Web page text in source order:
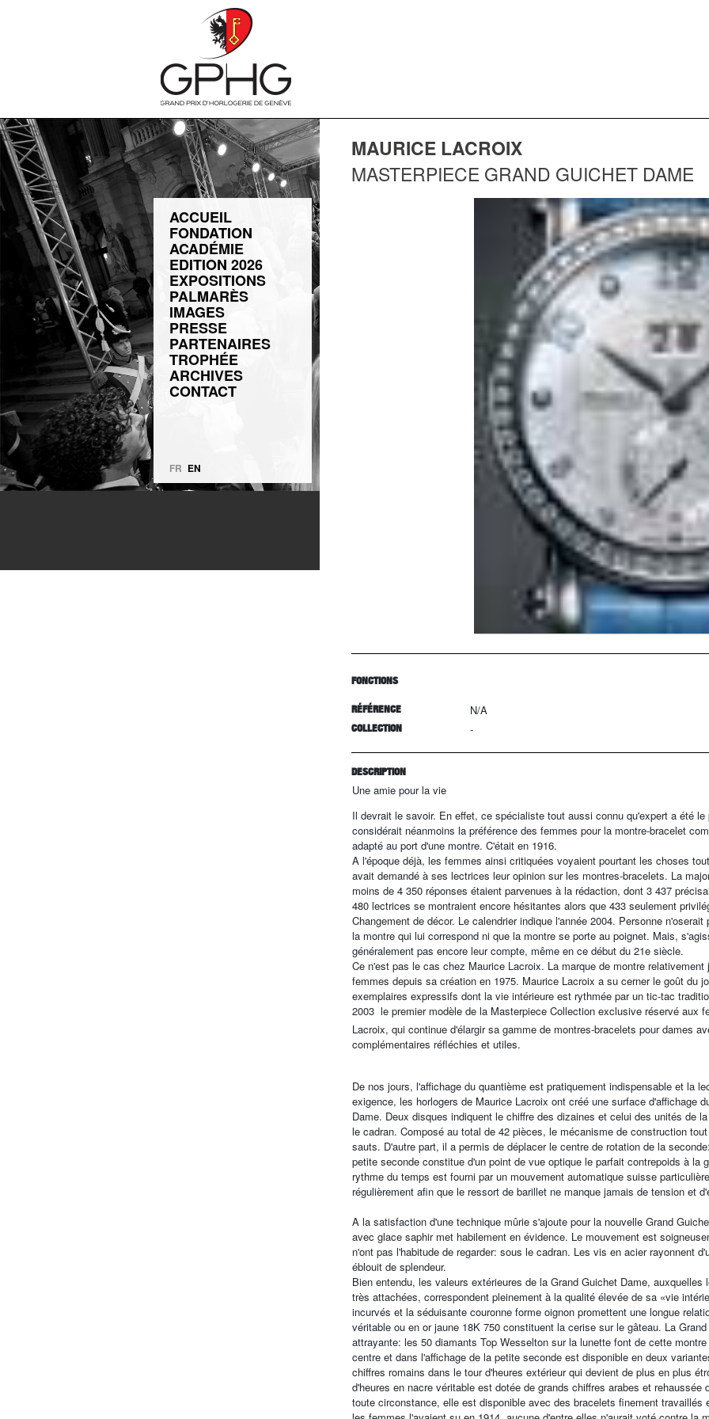
ACCUEIL
FONDATION
ACADÉMIE
EDITION 2026
EXPOSITIONS
PALMARÈS
IMAGES
PRESSE
PARTENAIRES
TROPHÉE
ARCHIVES
CONTACT
FR EN
MAURICE LACROIX
MASTERPIECE GRAND GUICHET DAME
FONCTIONS
RÉFÉRENCE N/A
COLLECTION -
DESCRIPTION
Une amie pour la vie
Il devrait le savoir. En effet, ce spécialiste tout aussi connu qu'expert a été
considérait néanmoins la préférence des femmes pour la montre-bracelet
adapté au port d'une montre. C'était en 1916.
A l'époque déjà, les femmes ainsi critiquées voyaient pourtant les choses
avait demandé à ses lectrices leur opinion sur les montres-bracelets. La
moins de 4 350 réponses étaient parvenues à la rédaction, dont 3 437
480 lectrices se montraient encore hésitantes alors que 433 seulement
Changement de décor. Le calendrier indique l'année 2004. Personne
la montre qui lui correspond ni que la montre se porte au poignet. Mais,
généralement pas encore leur compte, même en ce début du 21e siècle.
Ce n'est pas le cas chez Maurice Lacroix. La marque de montre
femmes depuis sa création en 1975. Maurice Lacroix a su cerner le goût du
exemplaires expressifs dont la vie intérieure est rythmée par un tic-tac
2003  le premier modèle de la Masterpiece Collection exclusive réservé aux
Lacroix, qui continue d'élargir sa gamme de montres-bracelets pour dames
complémentaires réfléchies et utiles.
De nos jours, l'affichage du quantième est pratiquement indispensable et la
exigence, les horlogers de Maurice Lacroix ont créé une surface d'affichage
Dame. Deux disques indiquent le chiffre des dizaines et celui des unités de
le cadran. Composé au total de 42 pièces, le mécanisme de construction
sauts. D'autre part, il a permis de déplacer le centre de rotation de la
petite seconde constitue d'un point de vue optique le parfait contrepoids à la
rythme du temps est fourni par un mouvement automatique suisse
régulièrement afin que le ressort de barillet ne manque jamais de tension et
A la satisfaction d'une technique mûrie s'ajoute pour la nouvelle Grand
avec glace saphir met habilement en évidence. Le mouvement est
n'ont pas l'habitude de regarder: sous le cadran. Les vis en acier rayonnent
éblouit de splendeur.
Bien entendu, les valeurs extérieures de la Grand Guichet Dame,
très attachées, correspondent pleinement à la qualité élevée de sa «vie
incurvés et la séduisante couronne forme oignon promettent une longue
véritable ou en or jaune 18K 750 constituent la cerise sur le gâteau. La
attrayante: les 50 diamants Top Wesselton sur la lunette font de cette
centre et dans l'affichage de la petite seconde est disponible en deux
chiffres romains dans le tour d'heures extérieur qui devient de plus en plus
d'heures en nacre véritable est dotée de grands chiffres arabes et
toute circonstance, elle est disponible avec des bracelets finement